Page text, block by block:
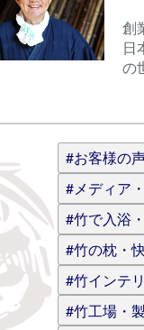
電子メール
コメント (スタイル
創
日
の
#お客様の
#メディア
#竹で入浴
#竹の枕・
#竹インテ
#竹工場・